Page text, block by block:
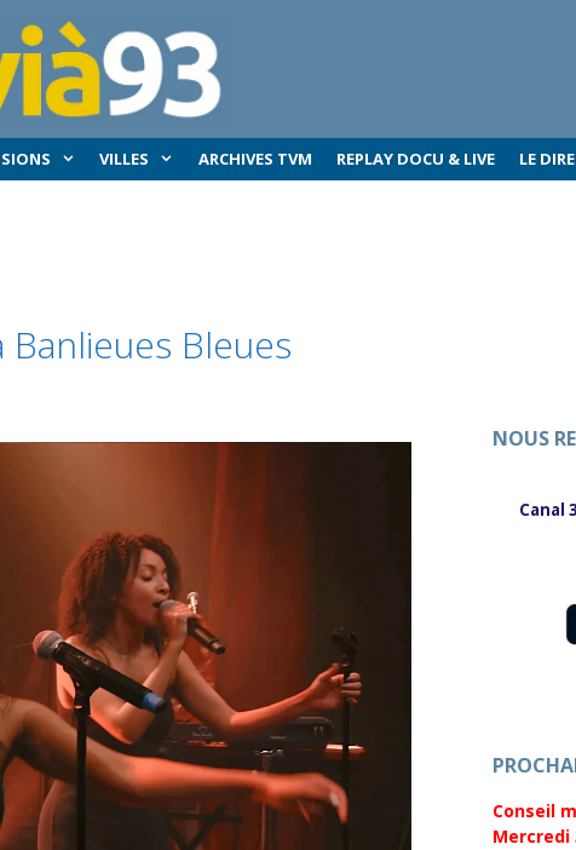
VILLES ARCHIVES TVM REPLAY DOCU & LIVE LE
Bleues
NOUS
Canal
Conseil
Mercredi